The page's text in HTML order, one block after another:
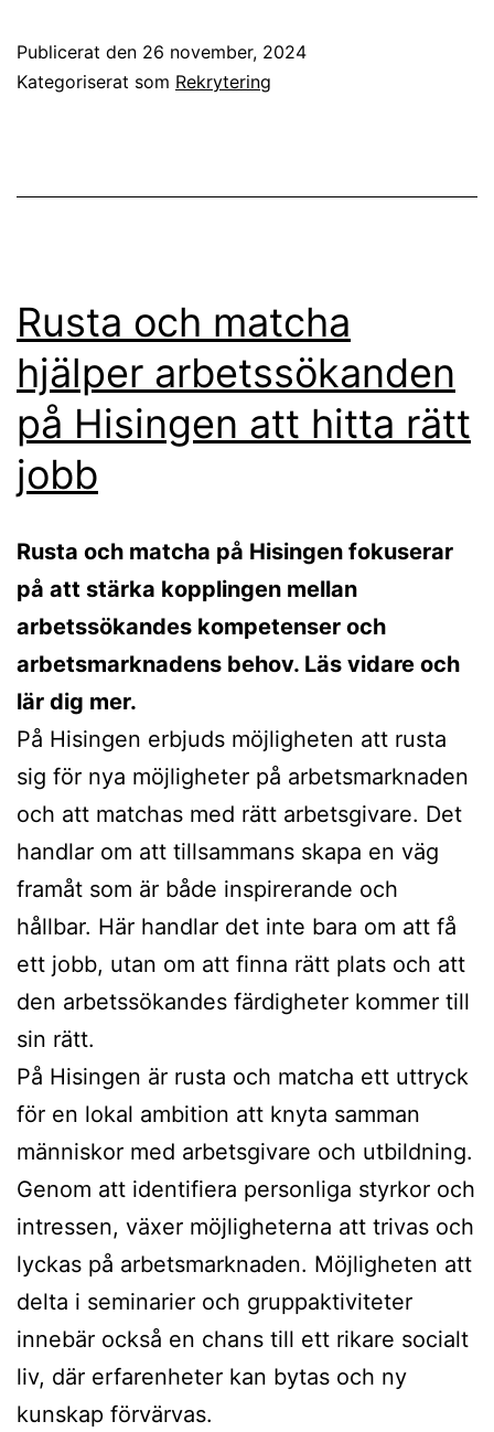
Publicerat den 26 november, 2024
Kategoriserat som Rekrytering
Rusta och matcha
hjälper arbetssökanden
på Hisingen att hitta rätt
jobb
Rusta och matcha på Hisingen fokuserar
på att stärka kopplingen mellan
arbetssökandes kompetenser och
arbetsmarknadens behov. Läs vidare och
lär dig mer.
På Hisingen erbjuds möjligheten att rusta
sig för nya möjligheter på arbetsmarknaden
och att matchas med rätt arbetsgivare. Det
handlar om att tillsammans skapa en väg
framåt som är både inspirerande och
hållbar. Här handlar det inte bara om att få
ett jobb, utan om att finna rätt plats och att
den arbetssökandes färdigheter kommer till
sin rätt.
På Hisingen är rusta och matcha ett uttryck
för en lokal ambition att knyta samman
människor med arbetsgivare och utbildning.
Genom att identifiera personliga styrkor och
intressen, växer möjligheterna att trivas och
lyckas på arbetsmarknaden. Möjligheten att
delta i seminarier och gruppaktiviteter
innebär också en chans till ett rikare socialt
liv, där erfarenheter kan bytas och ny
kunskap förvärvas.